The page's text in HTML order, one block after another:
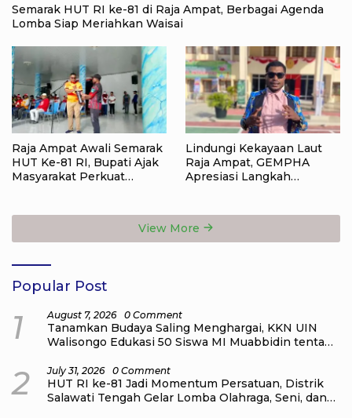
Semarak HUT RI ke-81 di Raja Ampat, Berbagai Agenda
Lomba Siap Meriahkan Waisai
Raja Ampat Awali Semarak
HUT Ke-81 RI, Bupati Ajak
Masyarakat Perkuat
Lindungi Kekayaan Laut
Raja Ampat, GEMPHA
Apresiasi Langkah
View More
Popular Post
1 August 7, 2026 0 Comment
Tanamkan Budaya Saling Menghargai, KKN UIN
Walisongo Edukasi 50 Siswa MI Muabbidin tentang
2 July 31, 2026 0 Comment
HUT RI ke-81 Jadi Momentum Persatuan, Distrik
Salawati Tengah Gelar Lomba Olahraga, Seni, dan